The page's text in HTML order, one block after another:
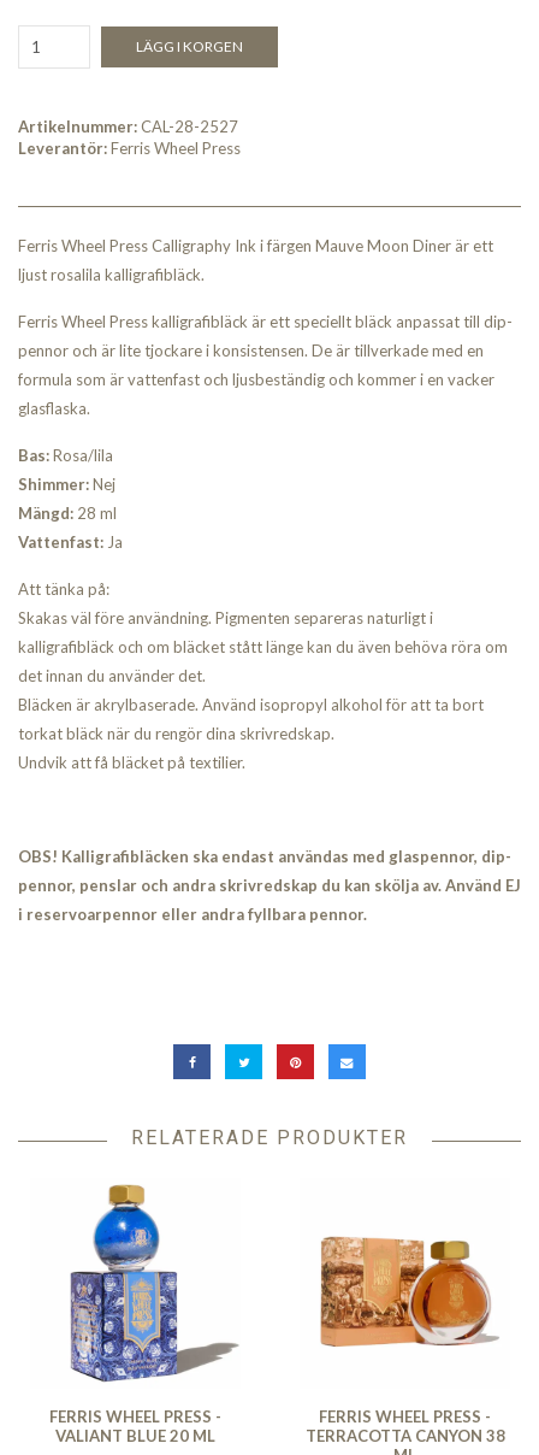
LÄGG I KORGEN
Artikelnummer:CAL-28-2527
Leverantör:Ferris Wheel Press
Ferris Wheel Press Calligraphy Ink i färgen Mauve Moon Diner är ett
ljust rosalila kalligrafibläck.
Ferris Wheel Press kalligrafibläck är ett speciellt bläck anpassat till dip-
pennor och är lite tjockare i konsistensen. De är tillverkade med en
formula som är vattenfast och ljusbeständig och kommer i en vacker
glasflaska.
Bas:Rosa/lila
Shimmer:Nej
Mängd: 28 ml
Vattenfast: Ja
Att tänka på:
Skakas väl före användning. Pigmenten separeras naturligt i
kalligrafibläck och om bläcket stått länge kan du även behöva röra om
det innan du använder det.
Bläcken är akrylbaserade. Använd isopropyl alkohol för att ta bort
torkat bläck när du rengör dina skrivredskap.
Undvik att få bläcket på textilier.
OBS! Kalligrafibläcken ska endast användas med glaspennor, dip-
pennor, penslar och andra skrivredskap du kan skölja av. Använd EJ
i reservoarpennor eller andra fyllbara pennor.
RELATERADE PRODUKTER
FERRIS WHEEL PRESS -
VALIANT BLUE 20 ML
FERRIS WHEEL PRESS -
TERRACOTTA CANYON 38